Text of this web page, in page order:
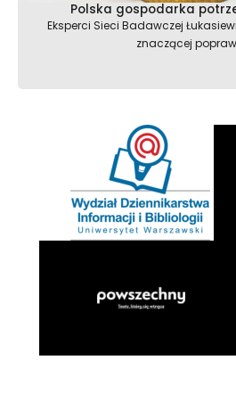
Polska gospodarka
Eksperci Sieci Badawczej
znaczącej